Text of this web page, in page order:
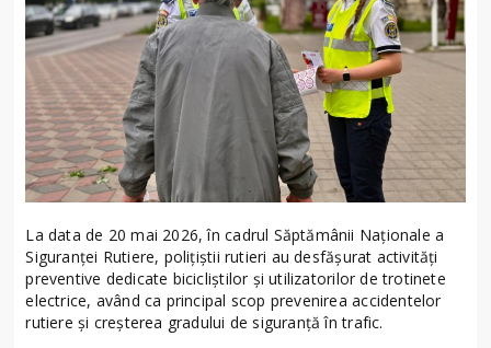
La data de 20 mai 2026, în cadrul Săptămânii Naționale a
Siguranței Rutiere, polițiștii rutieri au desfășurat activități
preventive dedicate bicicliștilor și utilizatorilor de trotinete
electrice, având ca principal scop prevenirea accidentelor
rutiere și creșterea gradului de siguranță în trafic.